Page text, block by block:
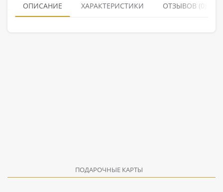
ОПИСАНИЕ ХАРАКТЕРИСТИКИ ОТЗЫВОВ (0)
ПОДАРОЧНЫЕ КАРТЫ